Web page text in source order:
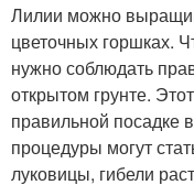
Лилии можно
цветочных горшках.
нужно соблюдать
открытом грунте.
правильной посадке
процедуры могут
луковицы, гибели